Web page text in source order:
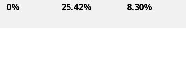
8.30%
25.42%
0%